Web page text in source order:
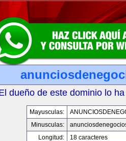
dueño de este dominio lo
Mayusculas:
Minusculas:
Longitud:
18 caracteres